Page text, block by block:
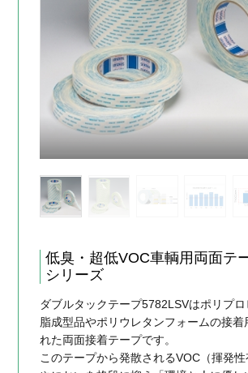
低臭・超低VOC車輌用両面
シリーズ
ダブルタックテープ5782LSVはポリプ
脂成型品やポリウレタンフォームの接着
れた両面接着テープです。
このテープから発散されるVOC（揮発性